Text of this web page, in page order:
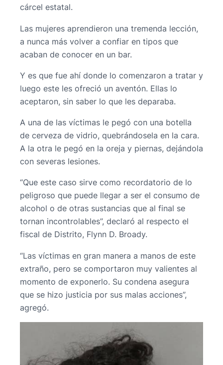
cárcel estatal.
Las mujeres aprendieron una tremenda lección,
a nunca más volver a confiar en tipos que
acaban de conocer en un bar.
Y es que fue ahí donde lo comenzaron a tratar y
luego este les ofreció un aventón. Ellas lo
aceptaron, sin saber lo que les deparaba.
A una de las víctimas le pegó con una botella
de cerveza de vidrio, quebrándosela en la cara.
A la otra le pegó en la oreja y piernas, dejándola
con severas lesiones.
“Que este caso sirve como recordatorio de lo
peligroso que puede llegar a ser el consumo de
alcohol o de otras sustancias que al final se
tornan incontrolables”, declaró al respecto el
fiscal de Distrito, Flynn D. Broady.
“Las víctimas en gran manera a manos de este
extraño, pero se comportaron muy valientes al
momento de exponerlo. Su condena asegura
que se hizo justicia por sus malas acciones”,
agregó.